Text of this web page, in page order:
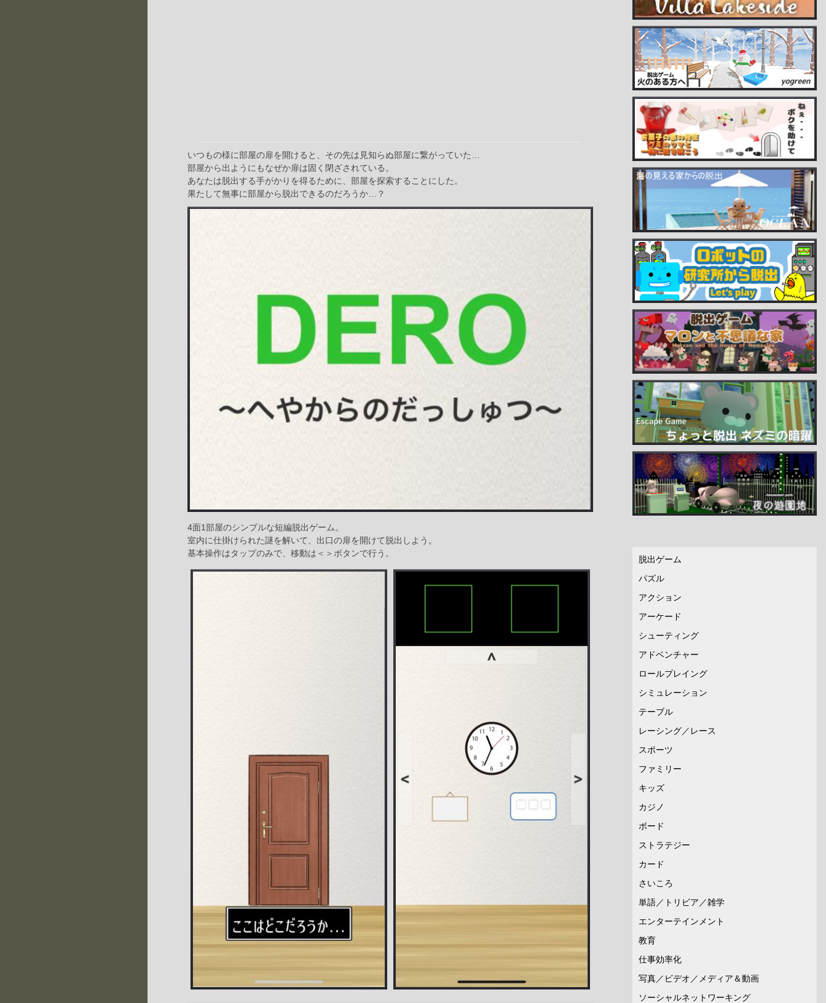
いつもの様に部屋の扉を開けると、その先は見知らぬ部屋に繋がっていた…
部屋から出ようにもなぜか扉は固く閉ざされている。
あなたは脱出する手がかりを得るために、部屋を探索することにした。
果たして無事に部屋から脱出できるのだろうか…？
4面1部屋のシンプルな短編脱出ゲーム。
室内に仕掛けられた謎を解いて、出口の扉を開けて脱出しよう。
基本操作はタップのみで、移動は＜＞ボタンで行う。
脱出ゲーム
パズル
アクション
アーケード
シューティング
アドベンチャー
ロールプレイング
シミュレーション
テーブル
レーシング／レース
スポーツ
ファミリー
キッズ
カジノ
ボード
ストラテジー
カード
さいころ
単語／トリビア／雑学
エンターテインメント
教育
仕事効率化
写真／ビデオ／メディア＆動画
ソーシャルネットワーキング